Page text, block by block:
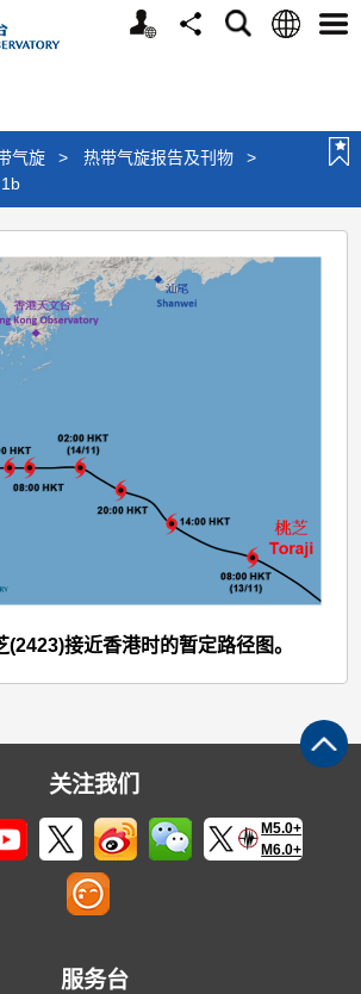
个
分
搜
语
选
气旋 > 热带气旋报告及刊物
>
接近香港时的暂定路径图。
关注我们
M5.0+
M6.0+
服务台